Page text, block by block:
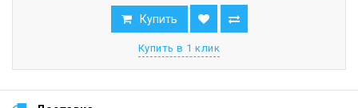
Купить
Купить в 1 клик